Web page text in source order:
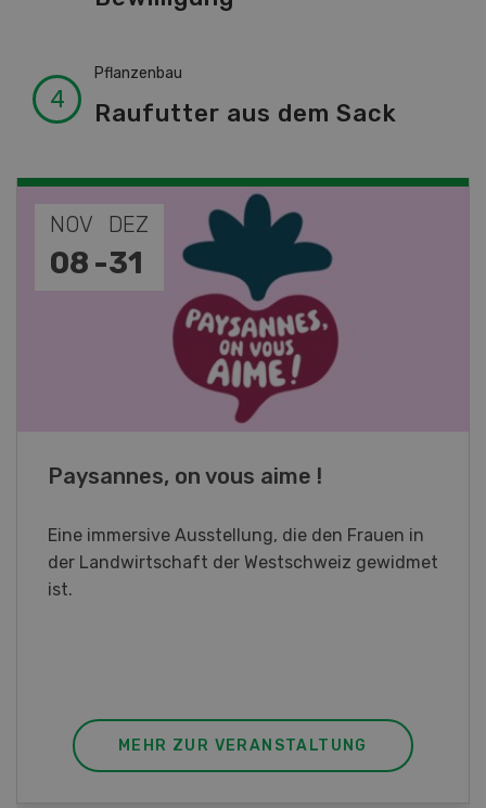
Pflanzenbau
Raufutter aus dem Sack
NOV
19 -
JAN
28
Fachkurs Aquakultur
Sind Sie in der Fischzucht tätig oder
interessieren Sie sich für das Thema? In
diesem Fall ist unser FBA-Weiterbildungskurs
MEHR ZUR VERANSTALTUNG